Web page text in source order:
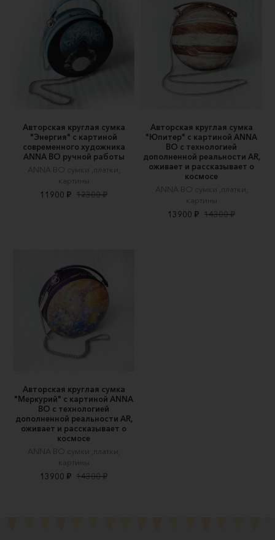
Авторская круглая сумка
"Энергия" c картиной
современного художника
ANNA BO ручной работы
ANNA BO сумки ,платки,
картины
11900 ₽ 12300 ₽
Авторская круглая сумка
"Юпитер" c картиной ANNA
BO c технологией
дополненной реальности AR,
оживает и рассказывает о
космосе
ANNA BO сумки ,платки,
картины
13900 ₽ 14300 ₽
Авторская круглая сумка
"Меркурий" c картиной ANNA
BO c технологией
дополненной реальности AR,
оживает и рассказывает о
космосе
ANNA BO сумки ,платки,
картины
13900 ₽ 14300 ₽